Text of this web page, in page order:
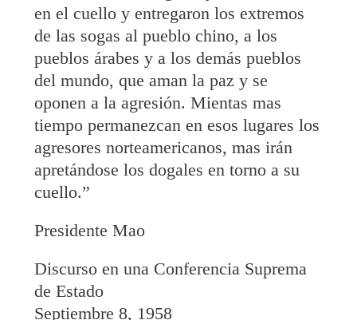
en el cuello y entregaron los extremos
de las sogas al pueblo chino, a los
pueblos árabes y a los demás pueblos
del mundo, que aman la paz y se
oponen a la agresión. Mientas mas
tiempo permanezcan en esos lugares los
agresores norteamericanos, mas irán
apretándose los dogales en torno a su
cuello.”
Presidente Mao
Discurso en una Conferencia Suprema
de Estado
Septiembre 8, 1958